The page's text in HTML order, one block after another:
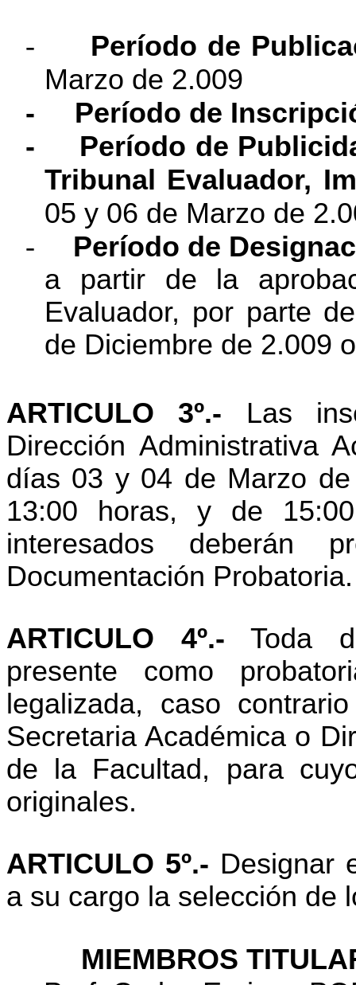
-
Período de
Marzo de 2.009
-
Período de
-
Período de
Tribunal Evaluador,
05 y 06 de Marzo de
-
Período de
a partir de la
Evaluador, por parte
de Diciembre de 2.009
ARTICULO 3º.- Las
Dirección Administrativa
días 03 y 04 de Marzo
13:00 horas, y de
interesados deberán
Documentación Probatoria.
ARTICULO 4º.- Toda
presente como
legalizada, caso
Secretaria Académica o
de la Facultad, para
originales.
ARTICULO 5º.- Designar
a su cargo la selección de
MIEMBROS